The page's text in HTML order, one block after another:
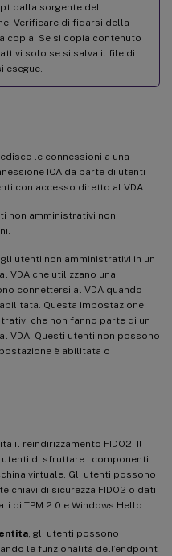
dalla sorgente del
Verificare di fidarsi della
copia. Se si copia contenuto
solo se si salva il file di
esegue.
le connessioni a una
ICA da parte di utenti
con accesso diretto al VDA.
non amministrativi non
utenti non amministrativi in un
VDA che utilizzano una
connettersi al VDA quando
Questa impostazione
che non fanno parte di un
VDA. Questi utenti non possono
è abilitata o
il reindirizzamento FIDO2. Il
utenti di sfruttare i componenti
virtuale. Gli utenti possono
chiavi di sicurezza FIDO2 o dati
di TPM 2.0 e Windows Hello.
, gli utenti possono
le funzionalità dell’endpoint